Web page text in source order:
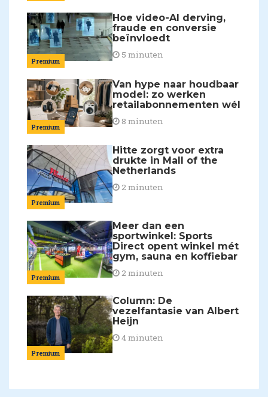
Premium
Hoe video-AI derving,
fraude en conversie
beïnvloedt
5 minuten
Premium
Van hype naar houdbaar
model: zo werken
retailabonnementen wél
8 minuten
Premium
Hitte zorgt voor extra
drukte in Mall of the
Netherlands
2 minuten
Premium
Meer dan een
sportwinkel: Sports
Direct opent winkel mét
gym, sauna en koffiebar
2 minuten
Premium
Column: De
vezelfantasie van Albert
Heijn
4 minuten